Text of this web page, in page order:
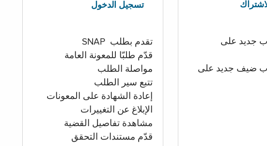
تسجيل الدخول
تقدم بطلب SNAP
قدّم طلبّا للمعونة العامة
مواصلة الطلب
تتبع سير الطلب
إعادة الشهادة على المعونات
الإبلاغ عن التغييرات
مشاهدة تفاصيل القضية
قدّم مستندات التحقق
جديد على
ضيف جديد على